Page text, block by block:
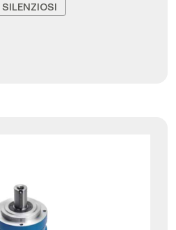
SILENZIOSI